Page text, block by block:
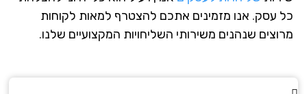
עסק. אנו מזמינים אתכם להצטרף למאות לקוחות
שנהנים משירותי השליחויות המקצועיים שלנו.